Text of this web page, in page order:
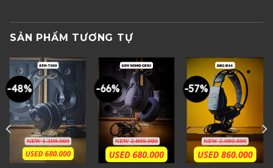
SẢN PHẨM TƯƠNG TỰ
-48% -66% -57%